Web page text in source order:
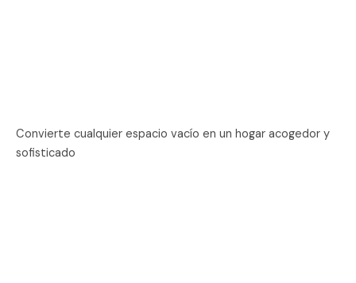
Convierte cualquier espacio vacío en un hogar acogedor y
sofisticado